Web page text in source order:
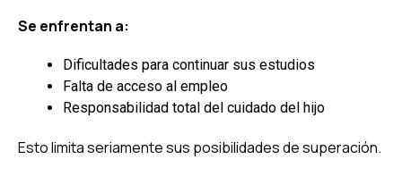
Se enfrentan a:
Dificultades para continuar sus estudios
Falta de acceso al empleo
Responsabilidad total del cuidado del hijo
Esto limita seriamente sus posibilidades de superación.